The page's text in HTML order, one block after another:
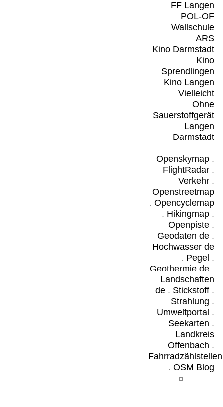
FF Langen
POL-OF
Wallschule
ARS
Kino Darmstadt
Kino
Sprendlingen
Kino Langen
Vielleicht
Ohne
Sauerstoffgerät
Langen
Darmstadt
Openskymap.
FlightRadar.
Verkehr.
Openstreetmap
. Opencyclemap
. Hikingmap.
Openpiste.
Geodaten de.
Hochwasser de
. Pegel .
Geothermie de.
Landschaften
de. Stickstoff.
Strahlung .
Umweltportal .
Seekarten .
Landkreis
Offenbach .
Fahrradzählstellen
. OSM Blog